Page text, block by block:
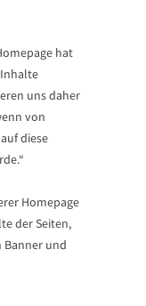
hat
uns daher
von
diese
Homepage
der Seiten,
Banner und